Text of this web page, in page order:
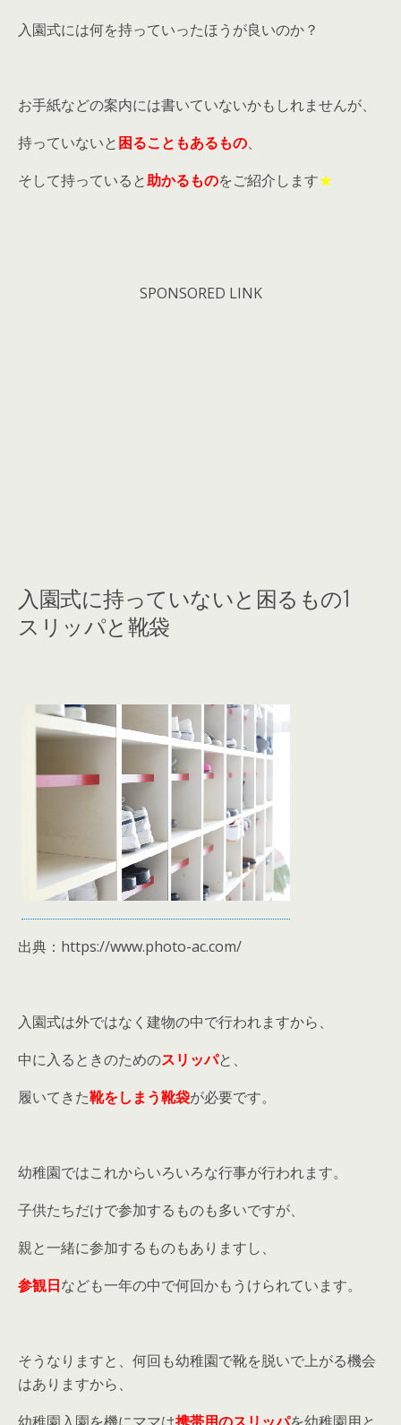
入園式には何を持っていったほうが良いのか？
お手紙などの案内には書いていないかもしれませんが、
持っていないと困ることもあるもの、
そして持っていると助かるものをご紹介します★
SPONSORED LINK
入園式に持っていないと困るもの1
スリッパと靴袋
出典：https://www.photo-ac.com/
入園式は外ではなく建物の中で行われますから、
中に入るときのためのスリッパと、
履いてきた靴をしまう靴袋が必要です。
幼稚園ではこれからいろいろな行事が行われます。
子供たちだけで参加するものも多いですが、
親と一緒に参加するものもありますし、
参観日なども一年の中で何回かもうけられています。
そうなりますと、何回も幼稚園で靴を脱いで上がる機会
はありますから、